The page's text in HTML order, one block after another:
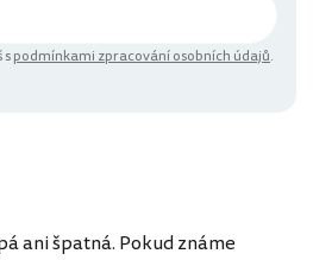
spodmínkami zpracování osobních údajů.
ani špatná. Pokud známe